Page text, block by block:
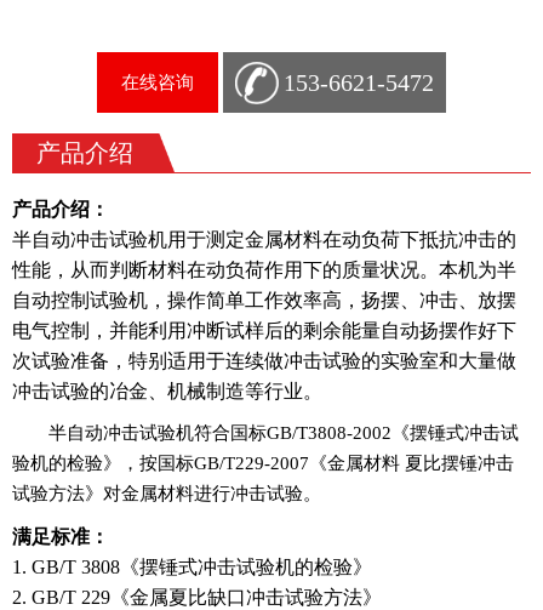
在线咨询 153-6621-5472
产品介绍
产品介绍：
半自动冲击试验机用于测定金属材料在动负荷下抵抗冲击的
性能，从而判断材料在动负荷作用下的质量状况。本机为半
自动控制试验机，操作简单工作效率高，扬摆、冲击、放摆
电气控制，并能利用冲断试样后的剩余能量自动扬摆作好下
次试验准备，特别适用于连续做冲击试验的实验室和大量做
冲击试验的冶金、机械制造等行业。
半自动冲击试验机符合国标GB/T3808-2002《摆锤式冲击试
验机的检验》，按国标GB/T229-2007《金属材料 夏比摆锤冲击
试验方法》对金属材料进行冲击试验。
满足标准：
1. GB/T 3808《摆锤式冲击试验机的检验》
2. GB/T 229《金属夏比缺口冲击试验方法》